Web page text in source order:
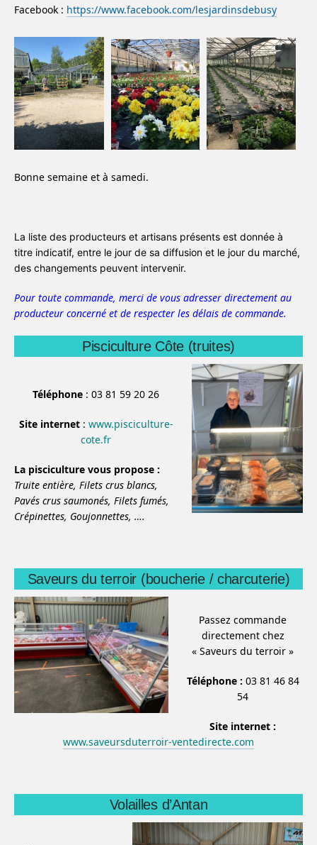
Facebook : https://www.facebook.com/lesjardinsdebusy
Bonne semaine et à samedi.
La liste des producteurs et artisans présents est donnée à
titre indicatif, entre le jour de sa diffusion et le jour du marché,
des changements peuvent intervenir.
Pour toute commande, merci de vous adresser directement au
producteur concerné et de respecter les délais de commande.
Pisciculture Côte (truites)
Téléphone : 03 81 59 20 26
Site internet: www.pisciculture-
cote.fr
La pisciculture vous propose :
Truite entière, Filets crus blancs,
Pavés crus saumonés, Filets fumés,
Crépinettes, Goujonnettes, ….
Saveurs du terroir (boucherie / charcuterie)
Passez commande
directement chez
« Saveurs du terroir »
Téléphone : 03 81 46 84
54
Site internet :
www.saveursduterroir-ventedirecte.com
Volailles d’Antan